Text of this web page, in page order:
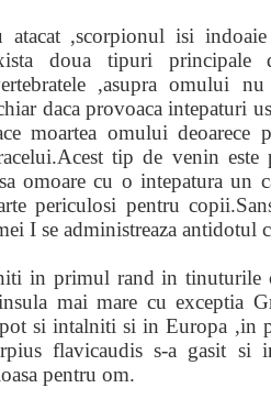
atacat ,scorpionul isi
doua tipuri principale
,asupra omului
daca provoaca intepaturi
moartea omului deoarece
tip de venin
omoare cu o intepatura
periculosi pentru
I se administreaza antidotul
in primul rand in tinuturile
mai mare cu exceptia
si intalniti si in Europa ,in
flavicaudis s-a gasit si
pentru om.